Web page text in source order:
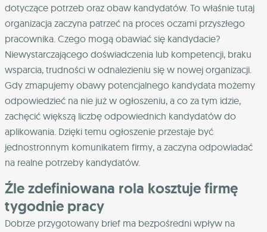
dotyczące potrzeb oraz obaw kandydatów. To właśnie tutaj
organizacja zaczyna patrzeć na proces oczami przyszłego
pracownika. Czego mogą obawiać się kandydacie?
Niewystarczającego doświadczenia lub kompetencji, braku
wsparcia, trudności w odnalezieniu się w nowej organizacji.
Gdy zmapujemy obawy potencjalnego kandydata możemy
odpowiedzieć na nie już w ogłoszeniu, a co za tym idzie,
zachęcić większą liczbę odpowiednich kandydatów do
aplikowania. Dzięki temu ogłoszenie przestaje być
jednostronnym komunikatem firmy, a zaczyna odpowiadać
na realne potrzeby kandydatów.
Źle zdefiniowana rola kosztuje firmę
tygodnie pracy
Dobrze przygotowany brief ma bezpośredni wpływ na